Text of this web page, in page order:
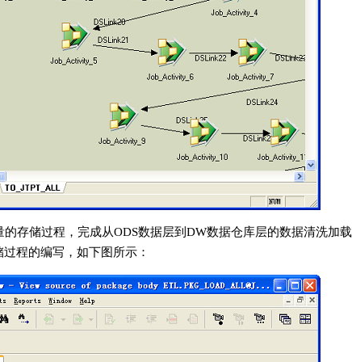
存储过程，完成从ODS数据层到DW数据仓库层的数据清洗加载
程的编写，如下图所示：